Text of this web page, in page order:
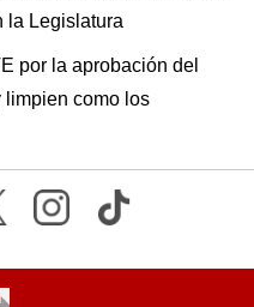
la Legislatura
por la aprobación del
limpien como los